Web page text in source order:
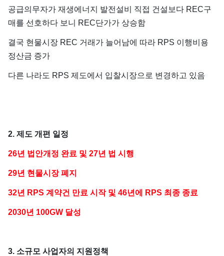
공급의무자가 재생에너지 발전설비 직접 건설보다 REC구
매를 선호하다 보니 REC단가가 상승함
결국 현물시장 REC 거래가 늘어남에 따라 RPS 이행비용
정산금 증가
다른 나라도 RPS 제도에서 입찰시장으로 변경하고 있음
2. 제도 개편 일정
26년 법안개정 완료 및 27년 법 시행
29년 현물시장 폐지
32년 RPS 계약건 만료 시작 및 46년에 RPS 최종 종료
2030년 100GW 달성
3. 소규모 사업자의 지원정책